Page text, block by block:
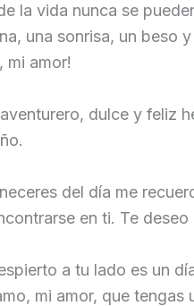
la vida nunca se
una sonrisa, un beso
mi amor!
dulce y feliz
del día me
en ti. Te
a tu lado es un
mi amor, que tengas